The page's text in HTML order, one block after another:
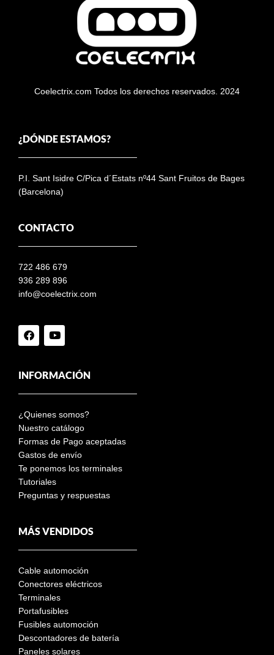
Coelectrix.com Todos los derechos reservados. 2024
¿DÓNDE ESTAMOS?
P.I. Sant Isidre C/Pica d´Estats nº44 Sant Fruitos de Bages
(Barcelona)
CONTACTO
722 486 679
936 289 896
info@coelectrix.com
INFORMACIÓN
¿Quienes somos?
Nuestro catálogo
Formas de Pago aceptadas
Gastos de envío
Te ponemos los terminales
Tutoriales
Preguntas y respuestas
MÁS VENDIDOS
Cable automoción
Conectores eléctricos
Terminales
Portafusibles
Fusibles automoción
Descontadores de batería
Paneles solares